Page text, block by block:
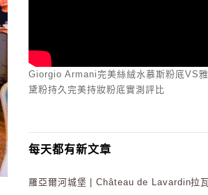
Giorgio Armani完美絲絨水慕斯粉底VS
黛粉持久完美持妝粉底實測評比
每天都有新文章
羅亞爾河城堡 | Château de Lavardin拉